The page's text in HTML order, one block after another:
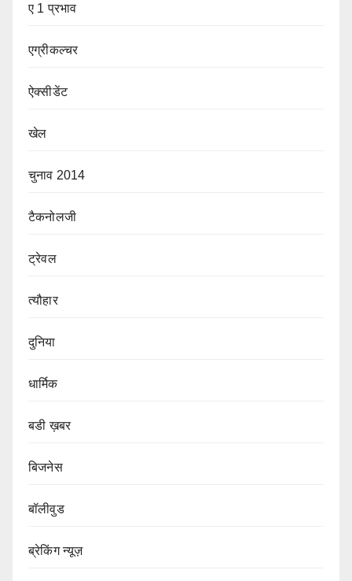
ए 1 प्रभाव
एग्रीकल्चर
ऐक्सीडेंट
खेल
चुनाव 2014
टैकनोलजी
ट्रेवल
त्यौहार
दुनिया
धार्मिक
बडी ख़बर
बिजनेस
बॉलीवुड
ब्रेकिंग न्यूज़